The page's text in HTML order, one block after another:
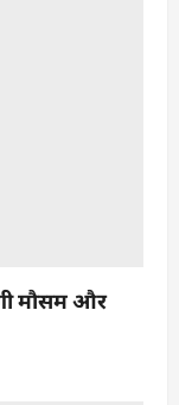
मौसम और